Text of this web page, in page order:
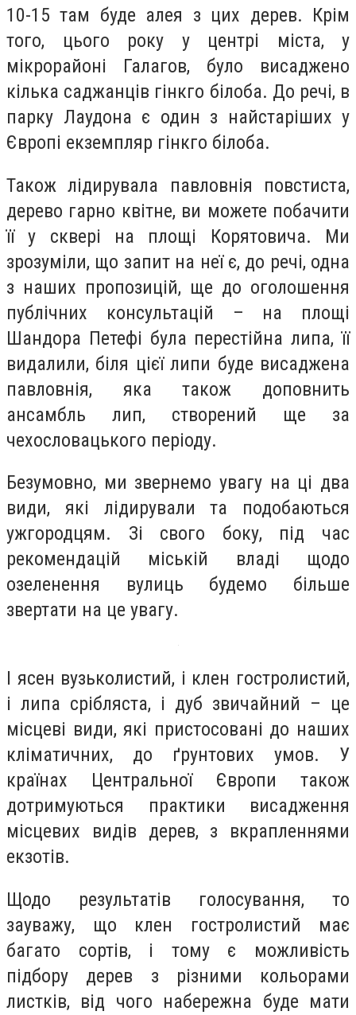
10-15 там буде алея з цих дерев. Крім
того, цього року у центрі міста, у
мікрорайоні Галагов, було висаджено
кілька саджанців гінкго білоба. До речі, в
парку Лаудона є один з найстаріших у
Європі екземпляр гінкго білоба.
Також лідирувала павловнія повстиста,
дерево гарно квітне, ви можете побачити
її у сквері на площі Корятовича. Ми
зрозуміли, що запит на неї є, до речі, одна
з наших пропозицій, ще до оголошення
публічних консультацій – на площі
Шандора Петефі була перестійна липа, її
видалили, біля цієї липи буде висаджена
павловнія, яка також доповнить
ансамбль лип, створений ще за
чехословацького періоду.
Безумовно, ми звернемо увагу на ці два
види, які лідирували та подобаються
ужгородцям. Зі свого боку, під час
рекомендацій міській владі щодо
озеленення вулиць будемо більше
звертати на це увагу.
І ясен вузьколистий, і клен гостролистий,
і липа срібляста, і дуб звичайний – це
місцеві види, які пристосовані до наших
кліматичних, до ґрунтових умов. У
країнах Центральної Європи також
дотримуються практики висадження
місцевих видів дерев, з вкрапленнями
екзотів.
Щодо результатів голосування, то
зауважу, що клен гостролистий має
багато сортів, і тому є можливість
підбору дерев з різними кольорами
листків, від чого набережна буде мати